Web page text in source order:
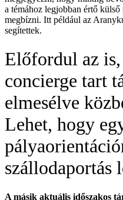
a témához legjobban értő
megbízni. Itt például az
segítettek.
Előfordul az
concierge tart
elmesélve
Lehet, hogy
szállodaportás
A másik aktuális időszakos